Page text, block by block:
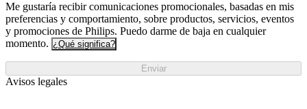
Me gustaría recibir comunicaciones promocionales, basadas en mis
preferencias y comportamiento, sobre productos, servicios, eventos
y promociones de Philips. Puedo darme de baja en cualquier
momento. ¿Qué significa?
Enviar
Avisos legales